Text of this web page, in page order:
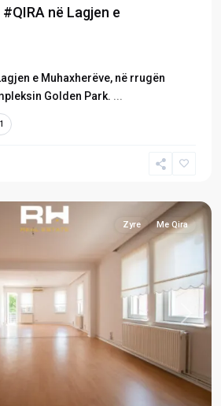
në Lagjen e
e Muhaxherëve, në rrugën
Golden Park. ...
1
Next
Zyre Me Qira